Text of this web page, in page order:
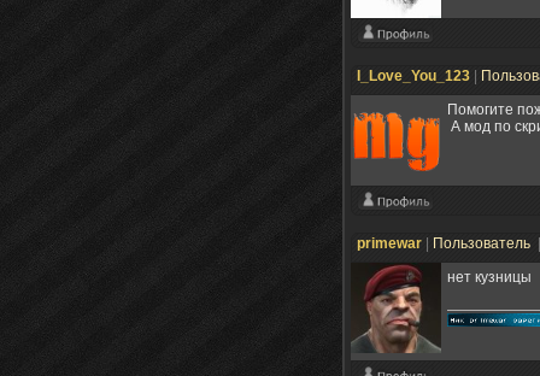
I_Love_You_123
Помогите
А мод по
primewar Пользователь
нет кузницы